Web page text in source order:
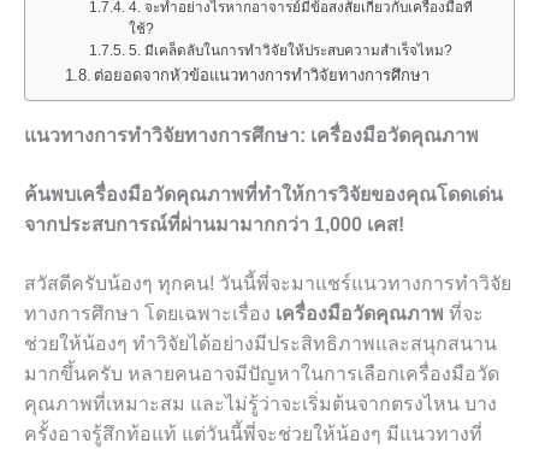
4. จะทำอย่างไรหากอาจารย์มีข้อสงสัยเกี่ยวกับเครื่องมือที่
ใช้?
5. มีเคล็ดลับในการทำวิจัยให้ประสบความสำเร็จไหม?
ต่อยอดจากหัวข้อแนวทางการทำวิจัยทางการศึกษา
แนวทางการทำวิจัยทางการศึกษา: เครื่องมือวัดคุณภาพ
ค้นพบเครื่องมือวัดคุณภาพที่ทำให้การวิจัยของคุณโดดเด่น
จากประสบการณ์ที่ผ่านมามากกว่า 1,000 เคส!
สวัสดีครับน้องๆ ทุกคน! วันนี้พี่จะมาแชร์แนวทางการทำวิจัย
ทางการศึกษา โดยเฉพาะเรื่อง เครื่องมือวัดคุณภาพ ที่จะ
ช่วยให้น้องๆ ทำวิจัยได้อย่างมีประสิทธิภาพและสนุกสนาน
มากขึ้นครับ หลายคนอาจมีปัญหาในการเลือกเครื่องมือวัด
คุณภาพที่เหมาะสม และไม่รู้ว่าจะเริ่มต้นจากตรงไหน บาง
ครั้งอาจรู้สึกท้อแท้ แต่วันนี้พี่จะช่วยให้น้องๆ มีแนวทางที่